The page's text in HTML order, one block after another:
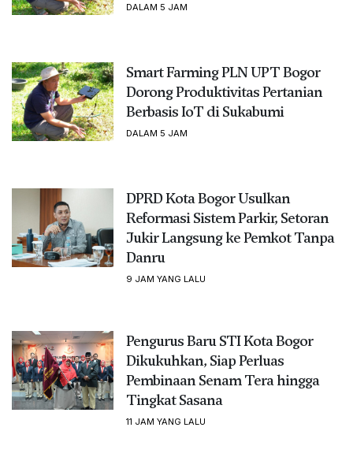
DALAM 5 JAM
Smart Farming PLN UPT Bogor
Dorong Produktivitas Pertanian
Berbasis IoT di Sukabumi
DALAM 5 JAM
DPRD Kota Bogor Usulkan
Reformasi Sistem Parkir, Setoran
Jukir Langsung ke Pemkot Tanpa
Danru
9 JAM YANG LALU
Pengurus Baru STI Kota Bogor
Dikukuhkan, Siap Perluas
Pembinaan Senam Tera hingga
Tingkat Sasana
11 JAM YANG LALU